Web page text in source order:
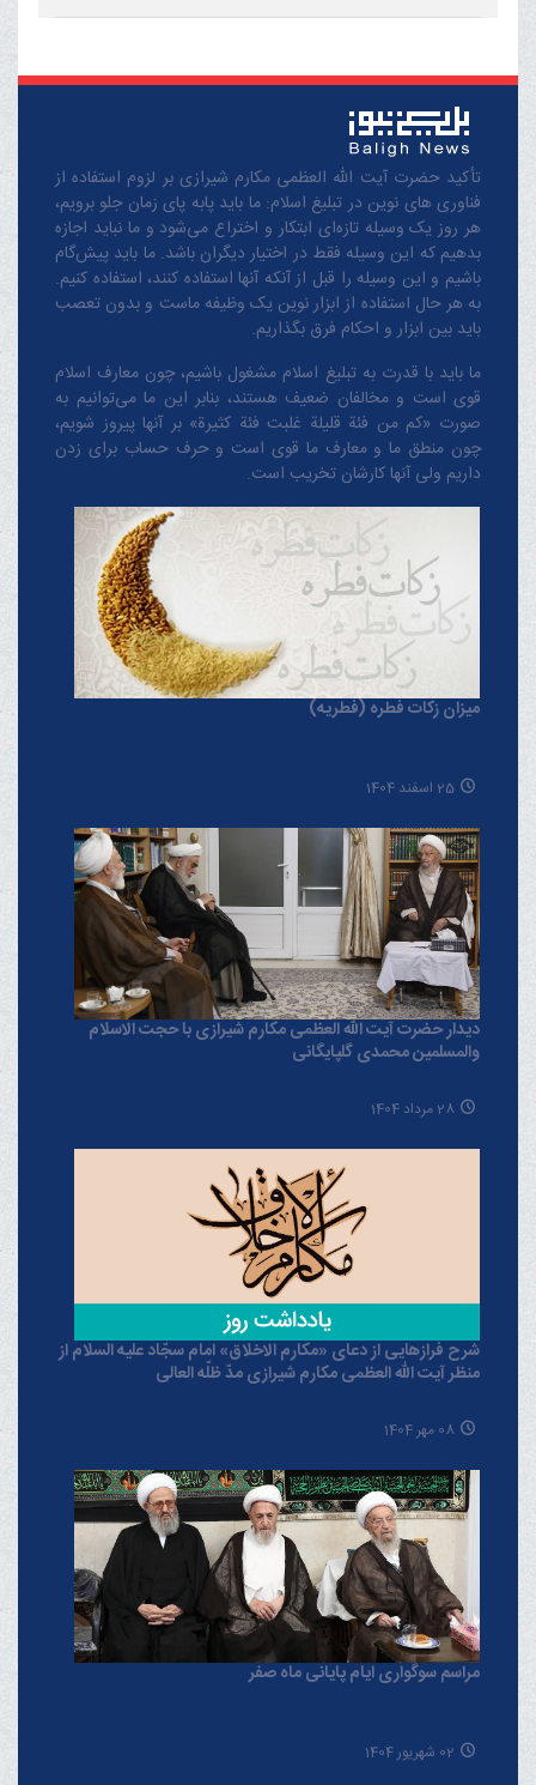
تأکید حضرت آیت الله العظمی مکارم شیرازی بر لزوم استفاده از
فناوری های نوین در تبلیغ اسلام: ما باید پابه پای زمان جلو برویم،
هر روز یک وسیله تازه‌ای ابتکار و اختراع می‌شود و ما نباید اجازه
بدهیم که این وسیله فقط در اختیار دیگران باشد. ما باید پیش‌گام
باشیم و این وسیله را قبل از آنکه آنها استفاده کنند، استفاده کنیم.
به هر حال استفاده از ابزار نوین یک وظیفه ماست و بدون تعصب
باید بین ابزار و احکام فرق بگذاریم.
ما باید با قدرت به تبلیغ اسلام مشغول باشیم، چون معارف اسلام
قوی است و مخالفان ضعیف هستند، بنابر این ما می‌توانیم به
صورت «کم من فئة قلیلة غلبت فئة کثیرة» بر آنها پیروز شویم،
چون منطق‌ ما و معارف ‌ما قوی است و حرف حساب برای زدن
داریم ولی آنها کارشان تخریب است.
میزان زکات فطره (فطریه)
25 اسفند 1404
دیدار حضرت آیت الله العظمی مکارم شیرازی با حجت الاسلام
والمسلمین محمدی گلپایگانی
28 مرداد 1404
شرح فرازهایی از دعای «مکارم الاخلاق» امام سجّاد علیه السلام از
منظر آیت الله العظمی مکارم شیرازی مدّ ظلّه العالی
08 مهر 1404
مراسم سوگواری ایام پایانی ماه صفر
02 شهریور 1404